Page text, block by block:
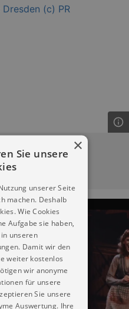
×
Sie unsere
unserer Seite
machen. Deshalb
Wie Cookies
Aufgabe sie haben,
unseren
Damit wir den
weiter kostenlos
wir anonyme
für unsere
Sie unsere
Auswertung. Ihre